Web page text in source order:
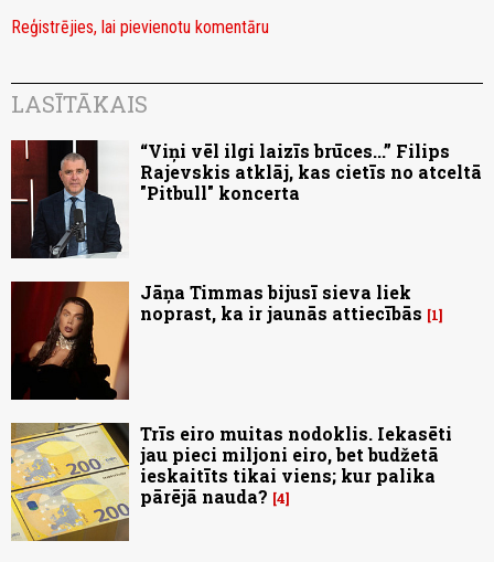
Reģistrējies, lai pievienotu komentāru
LASĪTĀKAIS
“Viņi vēl ilgi laizīs brūces...” Filips
Rajevskis atklāj, kas cietīs no atceltā
"Pitbull" koncerta
Jāņa Timmas bijusī sieva liek
noprast, ka ir jaunās attiecībās
1
Trīs eiro muitas nodoklis. Iekasēti
jau pieci miljoni eiro, bet budžetā
ieskaitīts tikai viens; kur palika
pārējā nauda? 4